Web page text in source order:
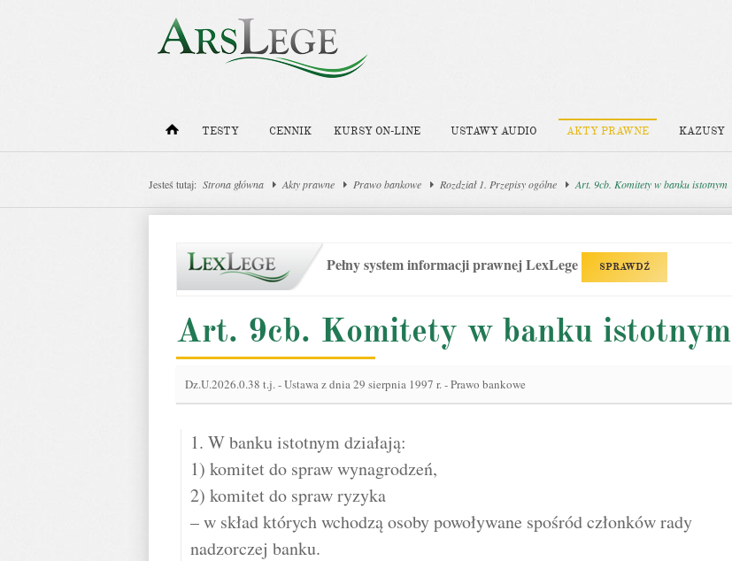
TESTY CENNIK KURSY ON-LINE USTAWY AUDIO AKTY PRAWNE KAZUSY
Jesteś tutaj: Strona główna Akty prawne Prawo bankowe Rozdział 1. Przepisy ogólne Art. 9cb. Komitety w banku istotnym
Pełny system informacji prawnej LexLege SPRAWDŹ
Art. 9cb. Komitety w banku istotnym
Dz.U.2026.0.38 t.j.-Ustawa z dnia 29 sierpnia 1997 r. - Prawo bankowe
1. W banku istotnym działają:
1) komitet do spraw wynagrodzeń,
2) komitet do spraw ryzyka
– w skład których wchodzą osoby powoływane spośród członków rady
nadzorczej banku.